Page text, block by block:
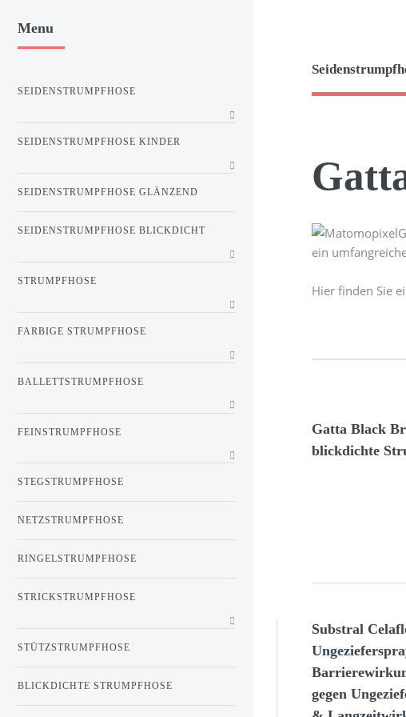
ein
Hier finden Sie
Gatta Black
blickdichte
Substral
gegen
Menu
SEIDENSTRUMPFHOSE
SEIDENSTRUMPFHOSE KINDER
SEIDENSTRUMPFHOSE GLÄNZEND
SEIDENSTRUMPFHOSE BLICKDICHT
STRUMPFHOSE
FARBIGE STRUMPFHOSE
BALLETTSTRUMPFHOSE
FEINSTRUMPFHOSE
STEGSTRUMPFHOSE
NETZSTRUMPFHOSE
RINGELSTRUMPFHOSE
STRICKSTRUMPFHOSE
STÜTZSTRUMPFHOSE
BLICKDICHTE STRUMPFHOSE